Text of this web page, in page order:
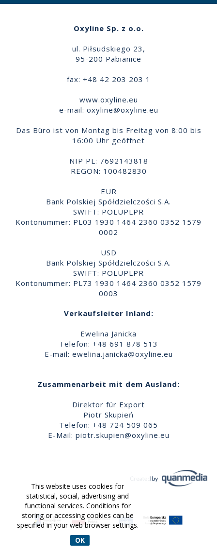
Oxyline Sp. z o.o.
ul. Piłsudskiego 23,
95-200 Pabianice
fax: +48 42 203 203 1
www.oxyline.eu
e-mail: oxyline@oxyline.eu
Das Büro ist von Montag bis Freitag von 8:00 bis
16:00 Uhr geöffnet
NIP PL: 7692143818
REGON: 100482830
EUR
Bank Polskiej Spółdzielczości S.A.
SWIFT: POLUPLPR
Kontonummer: PL03 1930 1464 2360 0352 1579
0002
USD
Bank Polskiej Spółdzielczości S.A.
SWIFT: POLUPLPR
Kontonummer: PL73 1930 1464 2360 0352 1579
0003
Verkaufsleiter Inland:
Ewelina Janicka
Telefon: +48 691 878 513
E-mail: ewelina.janicka@oxyline.eu
Zusammenarbeit mit dem Ausland:
Direktor für Export
Piotr Skupień
Telefon: +48 724 509 065
E-Mail: piotr.skupien@oxyline.eu
This website uses cookies for
statistical, social, advertising and
functional services. Conditions for
storing or accessing cookies can be
specified in your web browser settings.
OK